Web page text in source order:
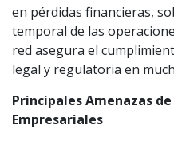
en pérdidas financieras,
temporal de las
red asegura el
legal y regulatoria en
Principales Amenazas
Empresariales